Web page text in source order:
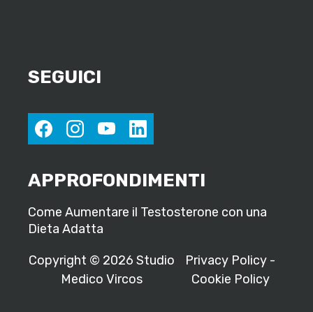
SEGUICI
facebookinstagramyoutubelinkedin
APPROFONDIMENTI
Come Aumentare il Testosterone con una
Dieta Adatta
Copyright © 2026 Studio
Medico Vircos
Privacy Policy -
Cookie Policy